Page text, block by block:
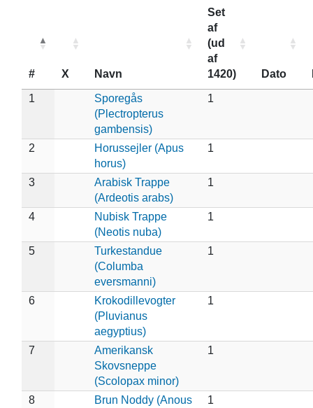
# X Navn
Set
af
(ud
af
1420)
Dato
1
Sporegås
(Plectropterus
gambensis)
1
2
Horussejler (Apus
horus)
1
3
Arabisk Trappe
(Ardeotis arabs)
1
4
Nubisk Trappe
(Neotis nuba)
1
5
Turkestandue
(Columba
eversmanni)
1
6
Krokodillevogter
(Pluvianus
aegyptius)
1
7
Amerikansk
Skovsneppe
(Scolopax minor)
1
8
Brun Noddy (Anous
1